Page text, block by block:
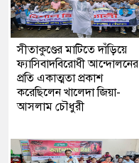
সীতাকুণ্ডের মাটিতে দাঁড়িয়ে
ফ্যাসিবাদবিরোধী আন্দোলনের
প্রতি একাত্মতা প্রকাশ
করেছিলেন খালেদা জিয়া-
আসলাম চৌধুরী